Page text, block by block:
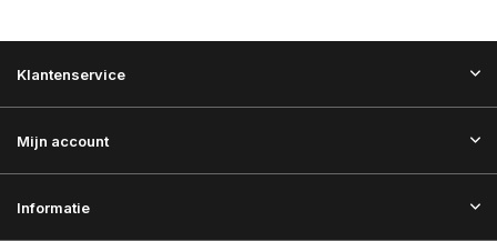
Klantenservice
Mijn account
Informatie